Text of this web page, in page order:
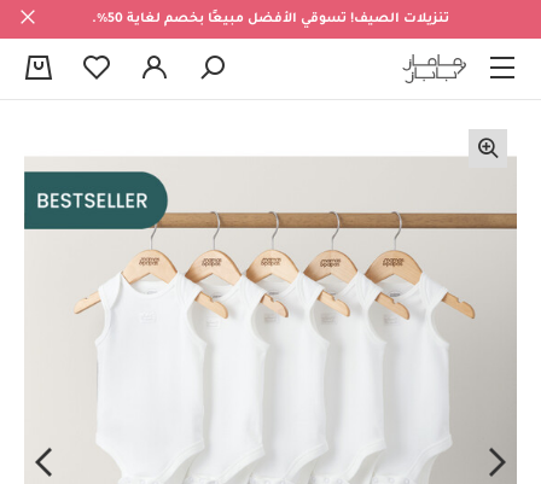
تنزيلات الصيف! تسوقي الأفضل مبيعًا بخصم لغاية 50%.